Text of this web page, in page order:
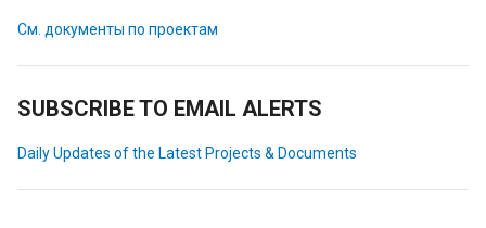
См. документы по проектам
SUBSCRIBE TO EMAIL ALERTS
Daily Updates of the Latest Projects & Documents